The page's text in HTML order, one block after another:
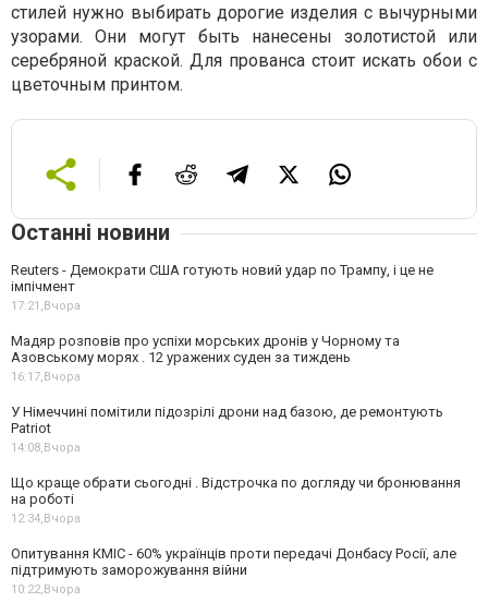
стилей нужно выбирать дорогие изделия с вычурными
узорами. Они могут быть нанесены золотистой или
серебряной краской. Для прованса стоит искать обои с
цветочным принтом.
Останні новини
Reuters - Демократи США готують новий удар по Трампу, і це не
імпічмент
17:21,Вчора
Мадяр розповів про успіхи морських дронів у Чорному та
Азовському морях . 12 уражених суден за тиждень
16:17,Вчора
У Німеччині помітили підозрілі дрони над базою, де ремонтують
Patriot
14:08,Вчора
Що краще обрати сьогодні . Відстрочка по догляду чи бронювання
на роботі
12:34,Вчора
Опитування КМІС - 60% українців проти передачі Донбасу Росії, але
підтримують заморожування війни
10:22,Вчора